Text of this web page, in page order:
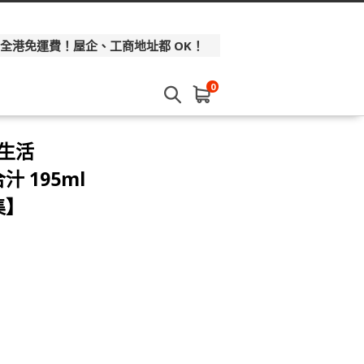
港免運費！屋企、工商地址都 OK！
0
活
汁 195ml